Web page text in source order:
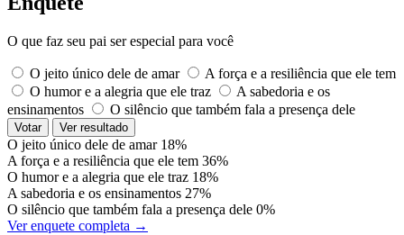
O que faz seu pai ser especial para você
O jeito único dele de amar
A força e a resiliência que ele tem
O humor e a alegria que ele traz
A sabedoria e os
ensinamentos
O silêncio que também fala a presença dele
Votar Ver resultado
O jeito único dele de amar 18%
A força e a resiliência que ele tem 36%
O humor e a alegria que ele traz 18%
A sabedoria e os ensinamentos 27%
O silêncio que também fala a presença dele 0%
Ver enquete completa →